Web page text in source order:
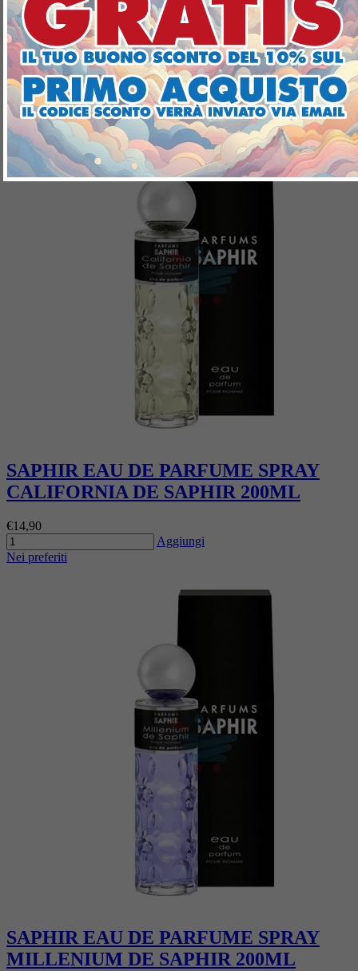
TOY DE SAPHIR 30ML
€3,99
Aggiungi
Nei preferiti
SAPHIR EAU DE PARFUME SPRAY
CALIFORNIA DE SAPHIR 200ML
€14,90
Aggiungi
Nei preferiti
SAPHIR EAU DE PARFUME SPRAY
MILLENIUM DE SAPHIR 200ML